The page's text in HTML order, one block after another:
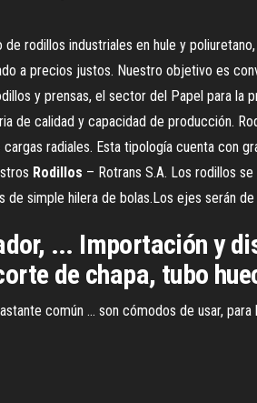
rodillos industriales en hule y
a precios justos. Nuestro objetivo es
y prensas, el sector del Papel para la
de calidad y capacidad de producción.
radiales. Esta tipología cuenta con
Rodillos – Rotrans S.A. Los rodillos
simple hilera de bolas.Los ejes serán
... Importación y
de chapa, tubo
común ... son cómodos de usar,